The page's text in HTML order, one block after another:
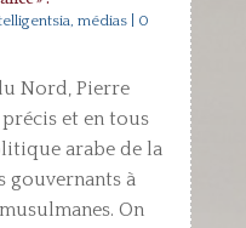
médias| 0
Nord, Pierre
et en tous
arabe de la
gouvernants à
On